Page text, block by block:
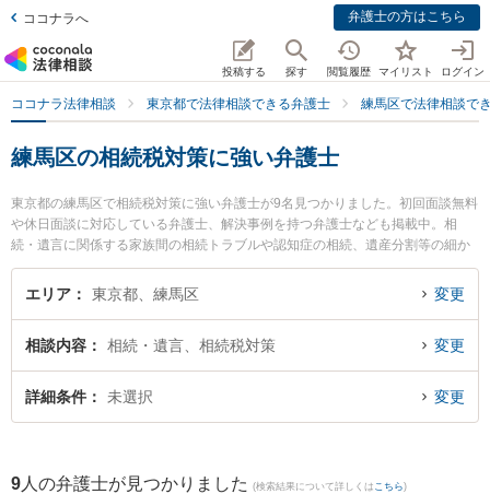
ココナラへ 弁護士の方はこちら
投稿する 探す 閲覧履歴 マイリスト ログイン
ココナラ法律相談 東京都で法律相談できる弁護士 練馬区で法律相談で
練馬区の相続税対策に強い弁護士
東京都の練馬区で相続税対策に強い弁護士が9名見つかりました。初回面談無料
や休日面談に対応している弁護士、解決事例を持つ弁護士なども掲載中。相
続・遺言に関係する家族間の相続トラブルや認知症の相続、遺産分割等の細か
な分野での絞り込み検索もでき便利です。特に東京けやき法律事務所 練馬支所
の遠藤 直斗弁護士やルピナス法律事務所の斎藤 純一弁護士、大泉学園法律事務
弁護士に相談したい』『相続税対策のトラブル解決の実績豊富な近くの弁護士
を検索したい』『初回相談無料で相続税対策を法律相談できる練馬区内の弁護
士に相談予約したい』などでお困りの相談者さんにおすすめです。
エリア 東京都、練馬区 変更
相談内容 相続・遺言、相続税対策 変更
詳細条件 未選択 変更
9 人の弁護士が見つかりました (検索結果について詳しくは こちら)